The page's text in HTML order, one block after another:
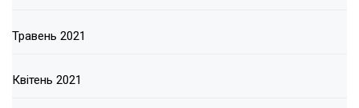
Травень 2021
Квітень 2021